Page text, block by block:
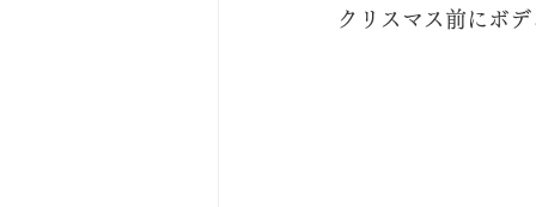
クリスマス前にボ